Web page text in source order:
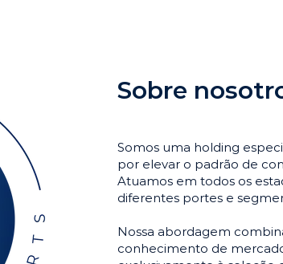
Sobre
Somos uma holding
por elevar o padrão de
Atuamos em todos os
diferentes portes e
Nossa abordagem
conhecimento de